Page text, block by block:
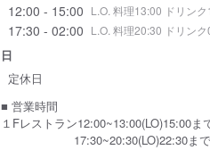
12:00 - 15:00 L.O. 料理13:00 ドリン
17:30 - 02:00 L.O. 料理20:30 ドリン
日
定休日
■ 営業時間
１Fレストラン12:00~13:00(LO)15:00ま
17:30~20:30(LO)22:30まで